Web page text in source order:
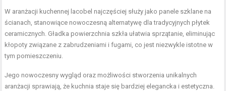
W aranżacji kuchennej lacobel najczęściej służy jako panele szklane na
ścianach, stanowiące nowoczesną alternatywę dla tradycyjnych płytek
ceramicznych. Gładka powierzchnia szkła ułatwia sprzątanie, eliminując
kłopoty związane z zabrudzeniami i fugami, co jest niezwykle istotne w
tym pomieszczeniu.
Jego nowoczesny wygląd oraz możliwości stworzenia unikalnych
aranżacji sprawiają, że kuchnia staje się bardziej elegancka i estetyczna.